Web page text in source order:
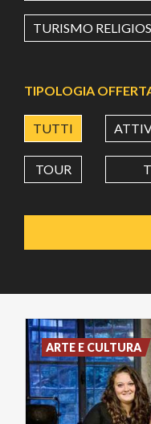
Value in decimal
TURISMO
TIPOLOGIA
TUTTI
TOUR
ARTE E CULTURA